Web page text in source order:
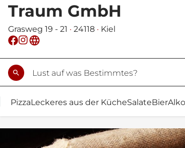
Traum GmbH
Grasweg 19 - 21 · 24118 · Kiel
search
PizzaLeckeres aus der KücheSalateBier